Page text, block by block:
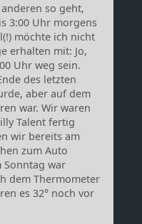
so geht,
3:00 Uhr morgens
möchte ich nicht
erhalten mit: Jo,
Uhr weg sein.
des letzten
aber auf dem
war. Wir waren
Talent fertig
wir bereits am
zum Auto
Sonntag war
dem Thermometer
es 32° noch vor